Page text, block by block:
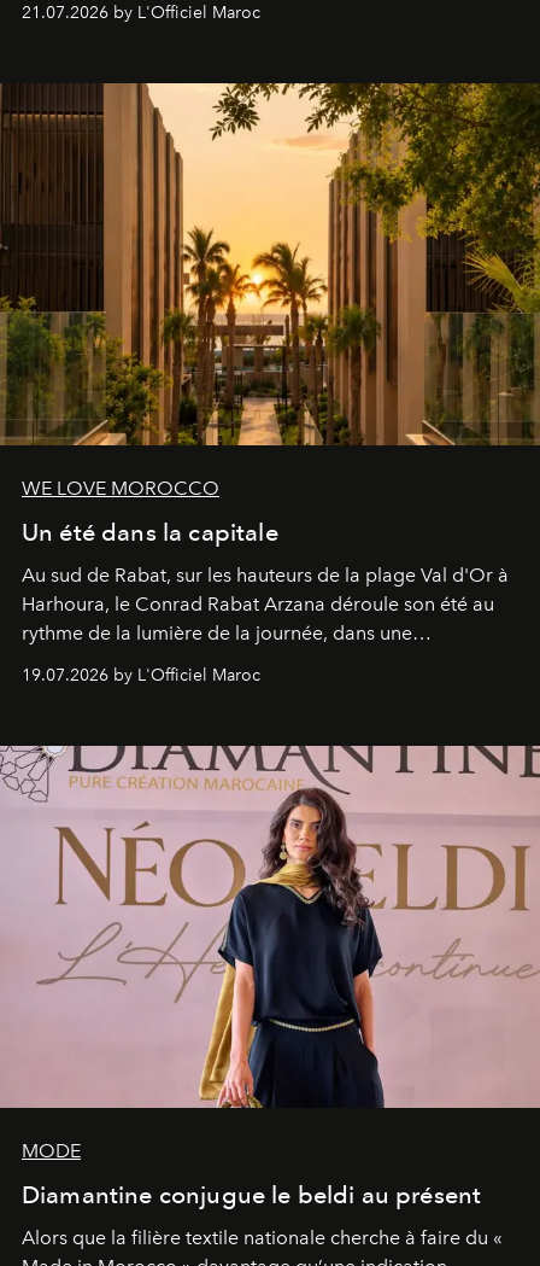
londonien et construite depuis autour d'un actif breveté,
21.07.2026 by L'Officiel Maroc
WE LOVE MOROCCO
Un été dans la capitale
Au sud de Rabat, sur les hauteurs de la plage Val d'Or à
Harhoura, le Conrad Rabat Arzana déroule son été au
rythme de la lumière de la journée, dans une
rendez-vous avec l’océan.
19.07.2026 by L'Officiel Maroc
MODE
Diamantine conjugue le beldi au présent
Alors que la filière textile nationale cherche à faire du «